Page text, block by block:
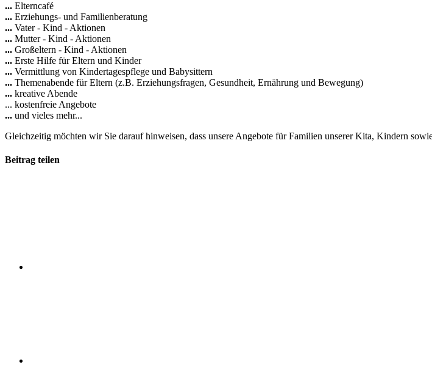
... Elterncafé
... Erziehungs- und Familienberatung
... Vater - Kind - Aktionen
... Mutter - Kind - Aktionen
... Großeltern - Kind - Aktionen
... Erste Hilfe für Eltern und Kinder
... Vermittlung von Kindertagespflege und Babysittern
... Themenabende für Eltern (z.B. Erziehungsfragen, Gesundheit, Ernährung und Bewegung)
... kreative Abende
... kostenfreie Angebote
... und vieles mehr...
Gleichzeitig möchten wir Sie darauf hinweisen, dass unsere Angebote für Familien unserer Kita, Kindern
Beitrag teilen